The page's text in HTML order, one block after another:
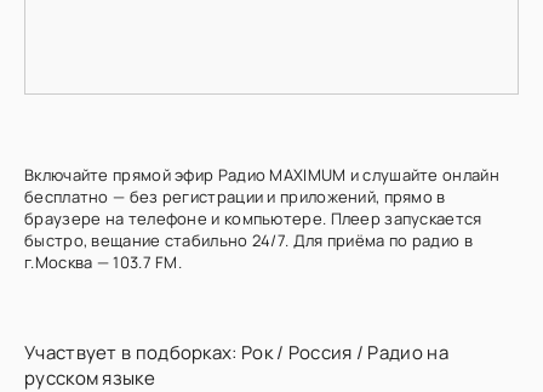
Включайте прямой эфир Радио MAXIMUM и слушайте онлайн
бесплатно — без регистрации и приложений, прямо в
браузере на телефоне и компьютере. Плеер запускается
быстро, вещание стабильно 24/7. Для приёма по радио в
г.Москва — 103.7 FM.
Участвует в подборках: Рок/ Россия / Радио на
русском языке